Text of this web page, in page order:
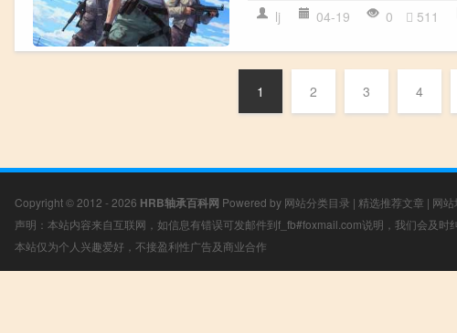
lj 04-19 0 511
1 2 3 4
Copyright © 2012 - 2026 HRB轴承百科网 Powered by 网站分类目录 | 精选推荐文章 | 网站
声明：本站内容来自互联网，如信息有错误可发邮件到f_fb#foxmail.com说明，我们会及时
本站仅为个人兴趣爱好，不接盈利性广告及商业合作